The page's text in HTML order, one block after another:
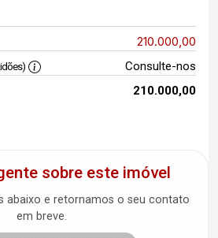
210.000,00
Consulte-nos
210.000,00
sobre este imóvel
abaixo e retornamos o seu contato
em breve.